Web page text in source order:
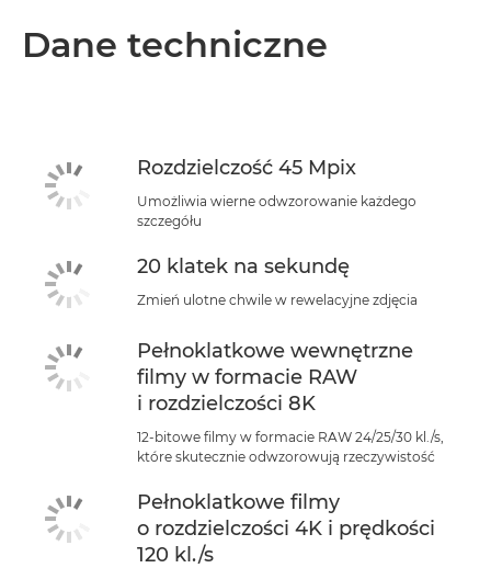
Dane techniczne
Rozdzielczość 45 Mpix
Umożliwia wierne odwzorowanie każdego
szczegółu
20 klatek na sekundę
Zmień ulotne chwile w rewelacyjne zdjęcia
Pełnoklatkowe wewnętrzne
filmy w formacie RAW
i rozdzielczości 8K
12-bitowe filmy w formacie RAW 24/25/30 kl./s,
które skutecznie odwzorowują rzeczywistość
Pełnoklatkowe filmy
o rozdzielczości 4K i prędkości
120 kl./s